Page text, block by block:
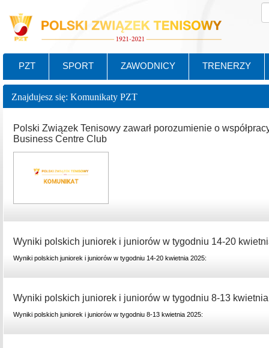
PZT SPORT ZAWODNICY TRENERZY
Znajdujesz się: Komunikaty PZT
Polski Związek Tenisowy zawarł porozumienie o
Business Centre Club
Wyniki polskich juniorek i juniorów w tygodniu 14-20
Wyniki polskich juniorek i juniorów w tygodniu 14-20 kwietnia 2025:
Wyniki polskich juniorek i juniorów w tygodniu 8-13
Wyniki polskich juniorek i juniorów w tygodniu 8-13 kwietnia 2025: